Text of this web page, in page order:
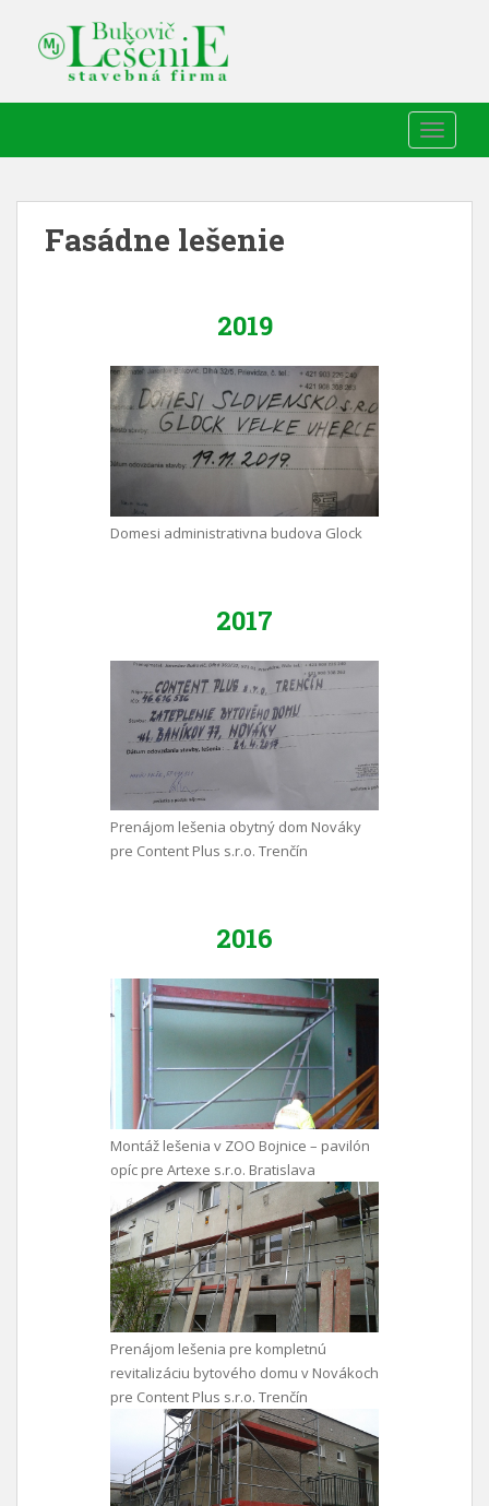
Fasádne lešenie
2019
Domesi administrativna budova Glock
2017
Prenájom lešenia obytný dom Nováky
pre Content Plus s.r.o. Trenčín
2016
Montáž lešenia v ZOO Bojnice – pavilón
opíc pre Artexe s.r.o. Bratislava
Prenájom lešenia pre kompletnú
revitalizáciu bytového domu v Novákoch
pre Content Plus s.r.o. Trenčín